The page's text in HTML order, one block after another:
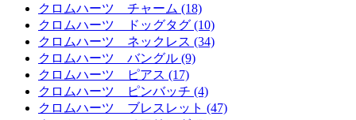
クロムハーツ チャーム (18)
クロムハーツ ドッグタグ (10)
クロムハーツ ネックレス (34)
クロムハーツ バングル (9)
クロムハーツ ピアス (17)
クロムハーツ ピンバッチ (4)
クロムハーツ ブレスレット (47)